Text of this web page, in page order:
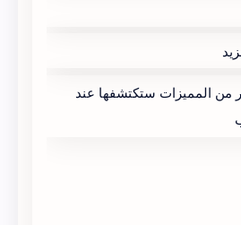
من المميزات ستكتشفها عند